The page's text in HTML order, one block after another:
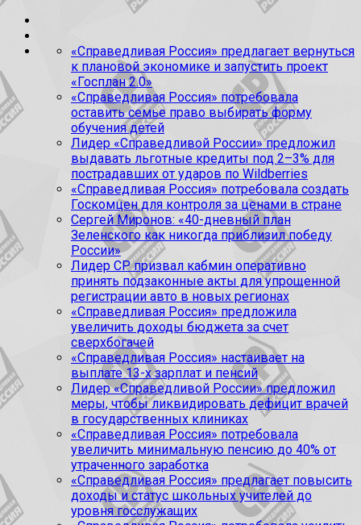
«Справедливая Россия» предлагает вернуться
к плановой экономике и запустить проект
«Госплан 2.0»
«Справедливая Россия» потребовала
оставить семье право выбирать форму
обучения детей
Лидер «Справедливой России» предложил
выдавать льготные кредиты под 2–3% для
пострадавших от ударов по Wildberries
«Справедливая Россия» потребовала создать
Госкомцен для контроля за ценами в стране
Сергей Миронов: «40-дневный план
Зеленского как никогда приблизил победу
России»
Лидер СР призвал кабмин оперативно
принять подзаконные акты для упрощенной
регистрации авто в новых регионах
«Справедливая Россия» предложила
увеличить доходы бюджета за счет
сверхбогачей
«Справедливая Россия» настаивает на
выплате 13-х зарплат и пенсий
Лидер «Справедливой России» предложил
меры, чтобы ликвидировать дефицит врачей
в государственных клиниках
«Справедливая Россия» потребовала
увеличить минимальную пенсию до 40% от
утраченного заработка
«Справедливая Россия» предлагает повысить
доходы и статус школьных учителей до
уровня госслужащих